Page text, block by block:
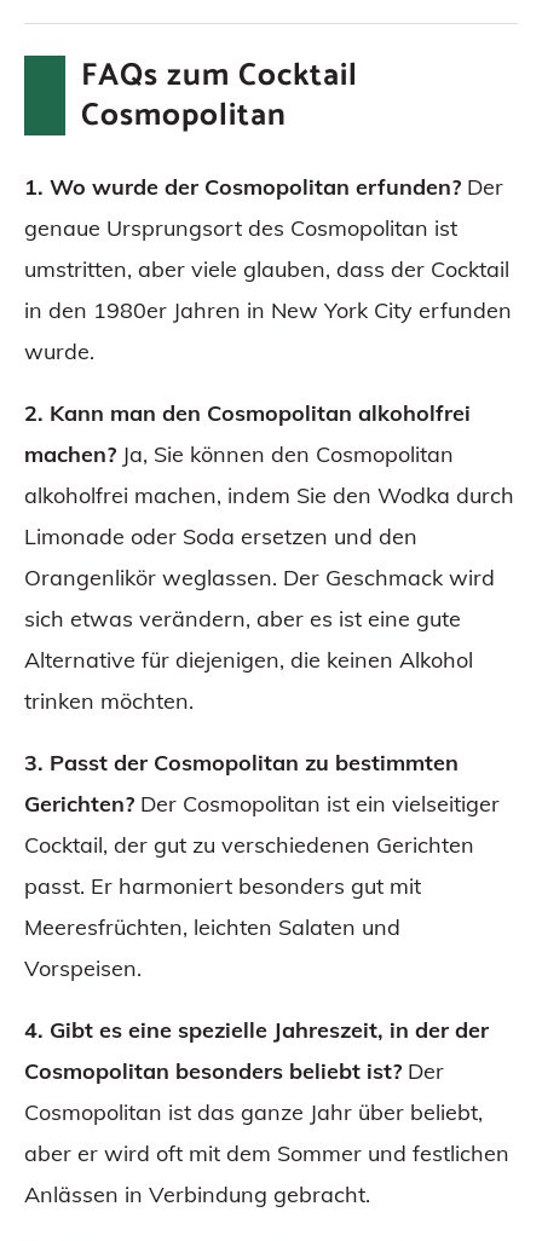
FAQs zum Cocktail
Cosmopolitan
1. Wo wurde der Cosmopolitan erfunden? Der
genaue Ursprungsort des Cosmopolitan ist
umstritten, aber viele glauben, dass der Cocktail
in den 1980er Jahren in New York City erfunden
wurde.
2. Kann man den Cosmopolitan alkoholfrei
machen? Ja, Sie können den Cosmopolitan
alkoholfrei machen, indem Sie den Wodka durch
Limonade oder Soda ersetzen und den
Orangenlikör weglassen. Der Geschmack wird
sich etwas verändern, aber es ist eine gute
Alternative für diejenigen, die keinen Alkohol
trinken möchten.
3. Passt der Cosmopolitan zu bestimmten
Gerichten? Der Cosmopolitan ist ein vielseitiger
Cocktail, der gut zu verschiedenen Gerichten
passt. Er harmoniert besonders gut mit
Meeresfrüchten, leichten Salaten und
Vorspeisen.
4. Gibt es eine spezielle Jahreszeit, in der der
Cosmopolitan besonders beliebt ist? Der
Cosmopolitan ist das ganze Jahr über beliebt,
aber er wird oft mit dem Sommer und festlichen
Anlässen in Verbindung gebracht.